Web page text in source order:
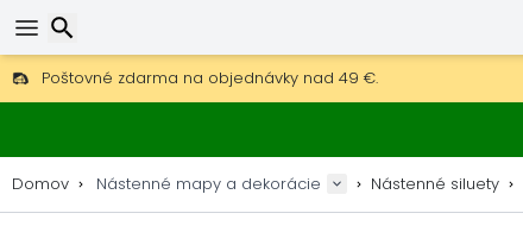
Poštovné zdarma na objednávky nad 49 €.
30 dní na vrátenie, 90 dní na drevené mapy a dekorácie.
Originálny výrobca máp a dekorácií.
Domov Nástenné mapy a dekorácie Nástenné siluety